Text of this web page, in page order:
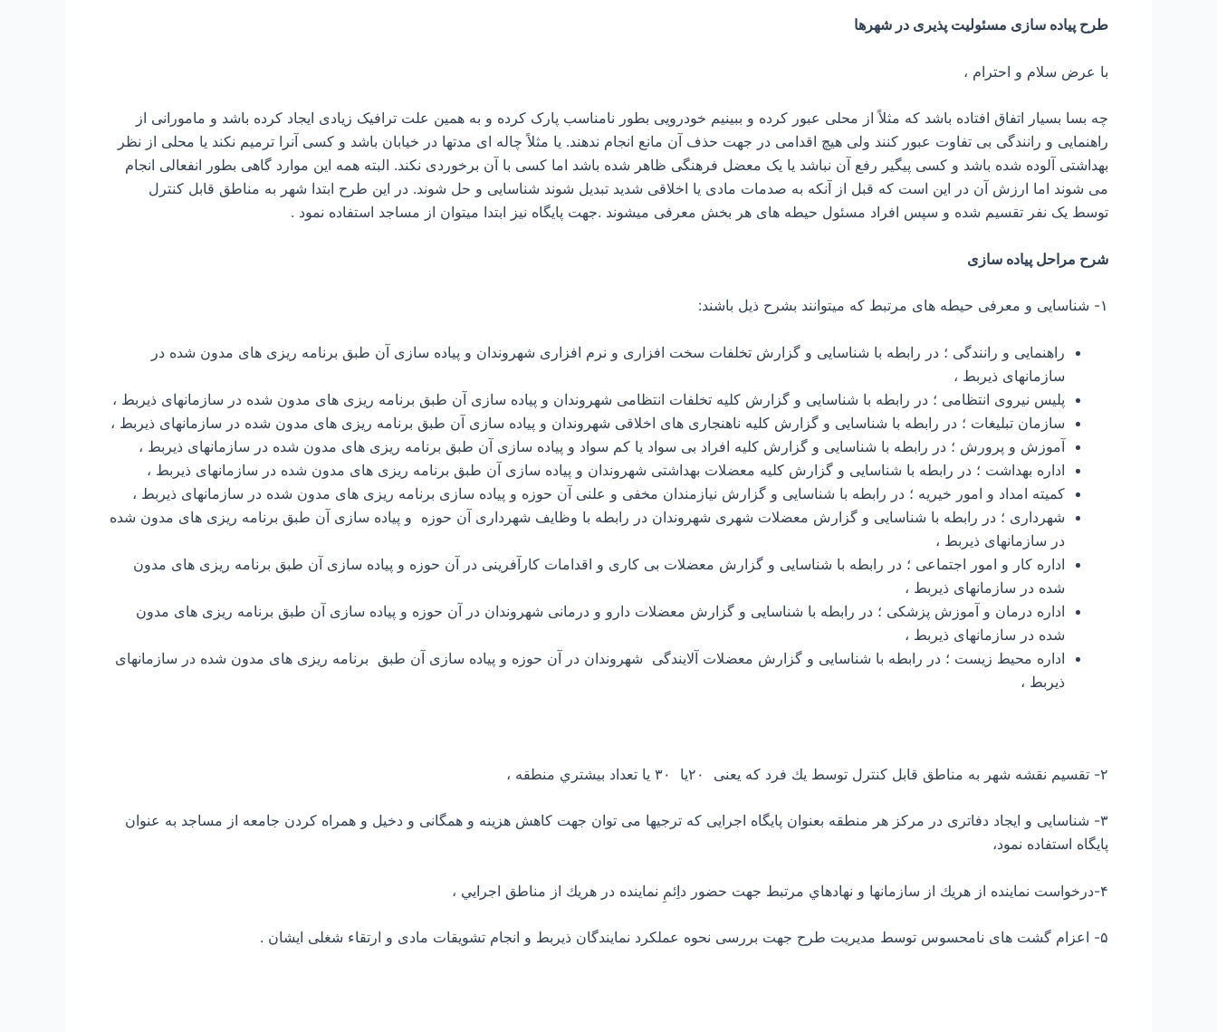
طرح پیاده سازی مسئولیت پذیری در شهرها
با عرض سلام و احترام ،
چه بسا بسیار اتفاق افتاده باشد که مثلاً از محلی عبور کرده و ببینیم خودرویی بطور نامناسب پارک کرده و به همین علت ترافیک زیادی ایجاد کرده باشد و مامورانی از
راهنمایی و رانندگی بی تفاوت عبور کنند ولی هیچ اقدامی در جهت حذف آن مانع انجام ندهند. یا مثلاً چاله ای مدتها در خیابان باشد و کسی آنرا ترمیم نکند یا محلی از نظر
بهداشتی آلوده شده باشد و کسی پیگیر رفع آن نباشد یا یک معضل فرهنگی ظاهر شده باشد اما کسی با آن برخوردی نکند. البته همه این موارد گاهی بطور انفعالی انجام
می شوند اما ارزش آن در این است که قبل از آنکه به صدمات مادی یا اخلاقی شدید تبدیل شوند شناسایی و حل شوند. در این طرح ابتدا شهر به مناطق قابل کنترل
توسط یک نفر تقسیم شده و سپس افراد مسئول حیطه های هر بخش معرفی میشوند .جهت پایگاه نیز ابتدا میتوان از مساجد استفاده نمود .
شرح مراحل پیاده سازی
۱- شناسایی و معرفی حیطه های مرتبط که میتوانند بشرح ذیل باشند:
راهنمایی و رانندگی ؛ در رابطه با شناسایی و گزارش تخلفات سخت افزاری و نرم افزاری شهروندان و پیاده سازی آن طبق برنامه ریزی های مدون شده در
سازمانهای ذیربط ،
پلیس نیروی انتظامی ؛ در رابطه با شناسایی و گزارش کلیه تخلفات انتظامی شهروندان و پیاده سازی آن طبق برنامه ریزی های مدون شده در سازمانهای ذیربط ،
سازمان تبلیغات ؛ در رابطه با شناسایی و گزارش کلیه ناهنجاری های اخلاقی شهروندان و پیاده سازی آن طبق برنامه ریزی های مدون شده در سازمانهای ذیربط ،
آموزش و پرورش ؛ در رابطه با شناسایی و گزارش کلیه افراد بی سواد یا کم سواد و پیاده سازی آن طبق برنامه ریزی های مدون شده در سازمانهای ذیربط ،
اداره بهداشت ؛ در رابطه با شناسایی و گزارش کلیه معضلات بهداشتی شهروندان و پیاده سازی آن طبق برنامه ریزی های مدون شده در سازمانهای ذیربط ،
کمیته امداد و امور خیریه ؛ در رابطه با شناسایی و گزارش نیازمندان مخفی و علنی آن حوزه و پیاده سازی برنامه ریزی های مدون شده در سازمانهای ذیربط ،
شهرداری ؛ در رابطه با شناسایی و گزارش معضلات شهری شهروندان در رابطه با وظایف شهرداری آن حوزه و پیاده سازی آن طبق برنامه ریزی های مدون شده
در سازمانهای ذیربط ،
اداره کار و امور اجتماعی ؛ در رابطه با شناسایی و گزارش معضلات بی کاری و اقدامات کارآفرینی در آن حوزه و پیاده سازی آن طبق برنامه ریزی های مدون
شده در سازمانهای ذیربط ،
اداره درمان و آموزش پزشکی ؛ در رابطه با شناسایی و گزارش معضلات دارو و درمانی شهروندان در آن حوزه و پیاده سازی آن طبق برنامه ریزی های مدون
شده در سازمانهای ذیربط ،
اداره محیط زیست ؛ در رابطه با شناسایی و گزارش معضلات آلایندگی شهروندان در آن حوزه و پیاده سازی آن طبق برنامه ریزی های مدون شده در سازمانهای
ذیربط ،
۲- تقسیم نقشه شهر به مناطق قابل كنترل توسط يك فرد كه یعنی ۲۰يا ۳۰ یا تعداد بیشتري منطقه ،
۳- شناسایی و ایجاد دفاتری در مرکز هر منطقه بعنوان پایگاه اجرایی که ترجیها می توان جهت کاهش هزینه و همگانی و دخیل و همراه کردن جامعه از مساجد به عنوان
پایگاه استفاده نمود،
۴-درخواست نماينده از هريك از سازمانها و نهادهاي مرتبط جهت حضور داِئمِ نماينده در هريك از مناطق اجرايي ،
۵- اعزام گشت های نامحسوس توسط مديريت طرح جهت بررسی نحوه عملکرد نمایندگان ذیربط و انجام تشویقات مادی و ارتقاء شغلی ایشان .